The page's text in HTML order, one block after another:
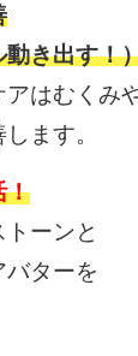
き出す！
アはむくみ
ます。
！
ーンと
バターを